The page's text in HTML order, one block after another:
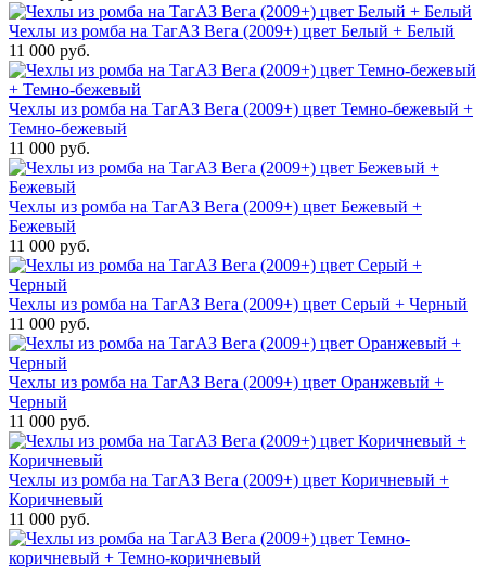
Чехлы из ромба на ТагАЗ Вега (2009+) цвет Белый + Белый
11 000 руб.
Чехлы из ромба на ТагАЗ Вега (2009+) цвет Темно-бежевый +
Темно-бежевый
11 000 руб.
Чехлы из ромба на ТагАЗ Вега (2009+) цвет Бежевый +
Бежевый
11 000 руб.
Чехлы из ромба на ТагАЗ Вега (2009+) цвет Серый + Черный
11 000 руб.
Чехлы из ромба на ТагАЗ Вега (2009+) цвет Оранжевый +
Черный
11 000 руб.
Чехлы из ромба на ТагАЗ Вега (2009+) цвет Коричневый +
Коричневый
11 000 руб.